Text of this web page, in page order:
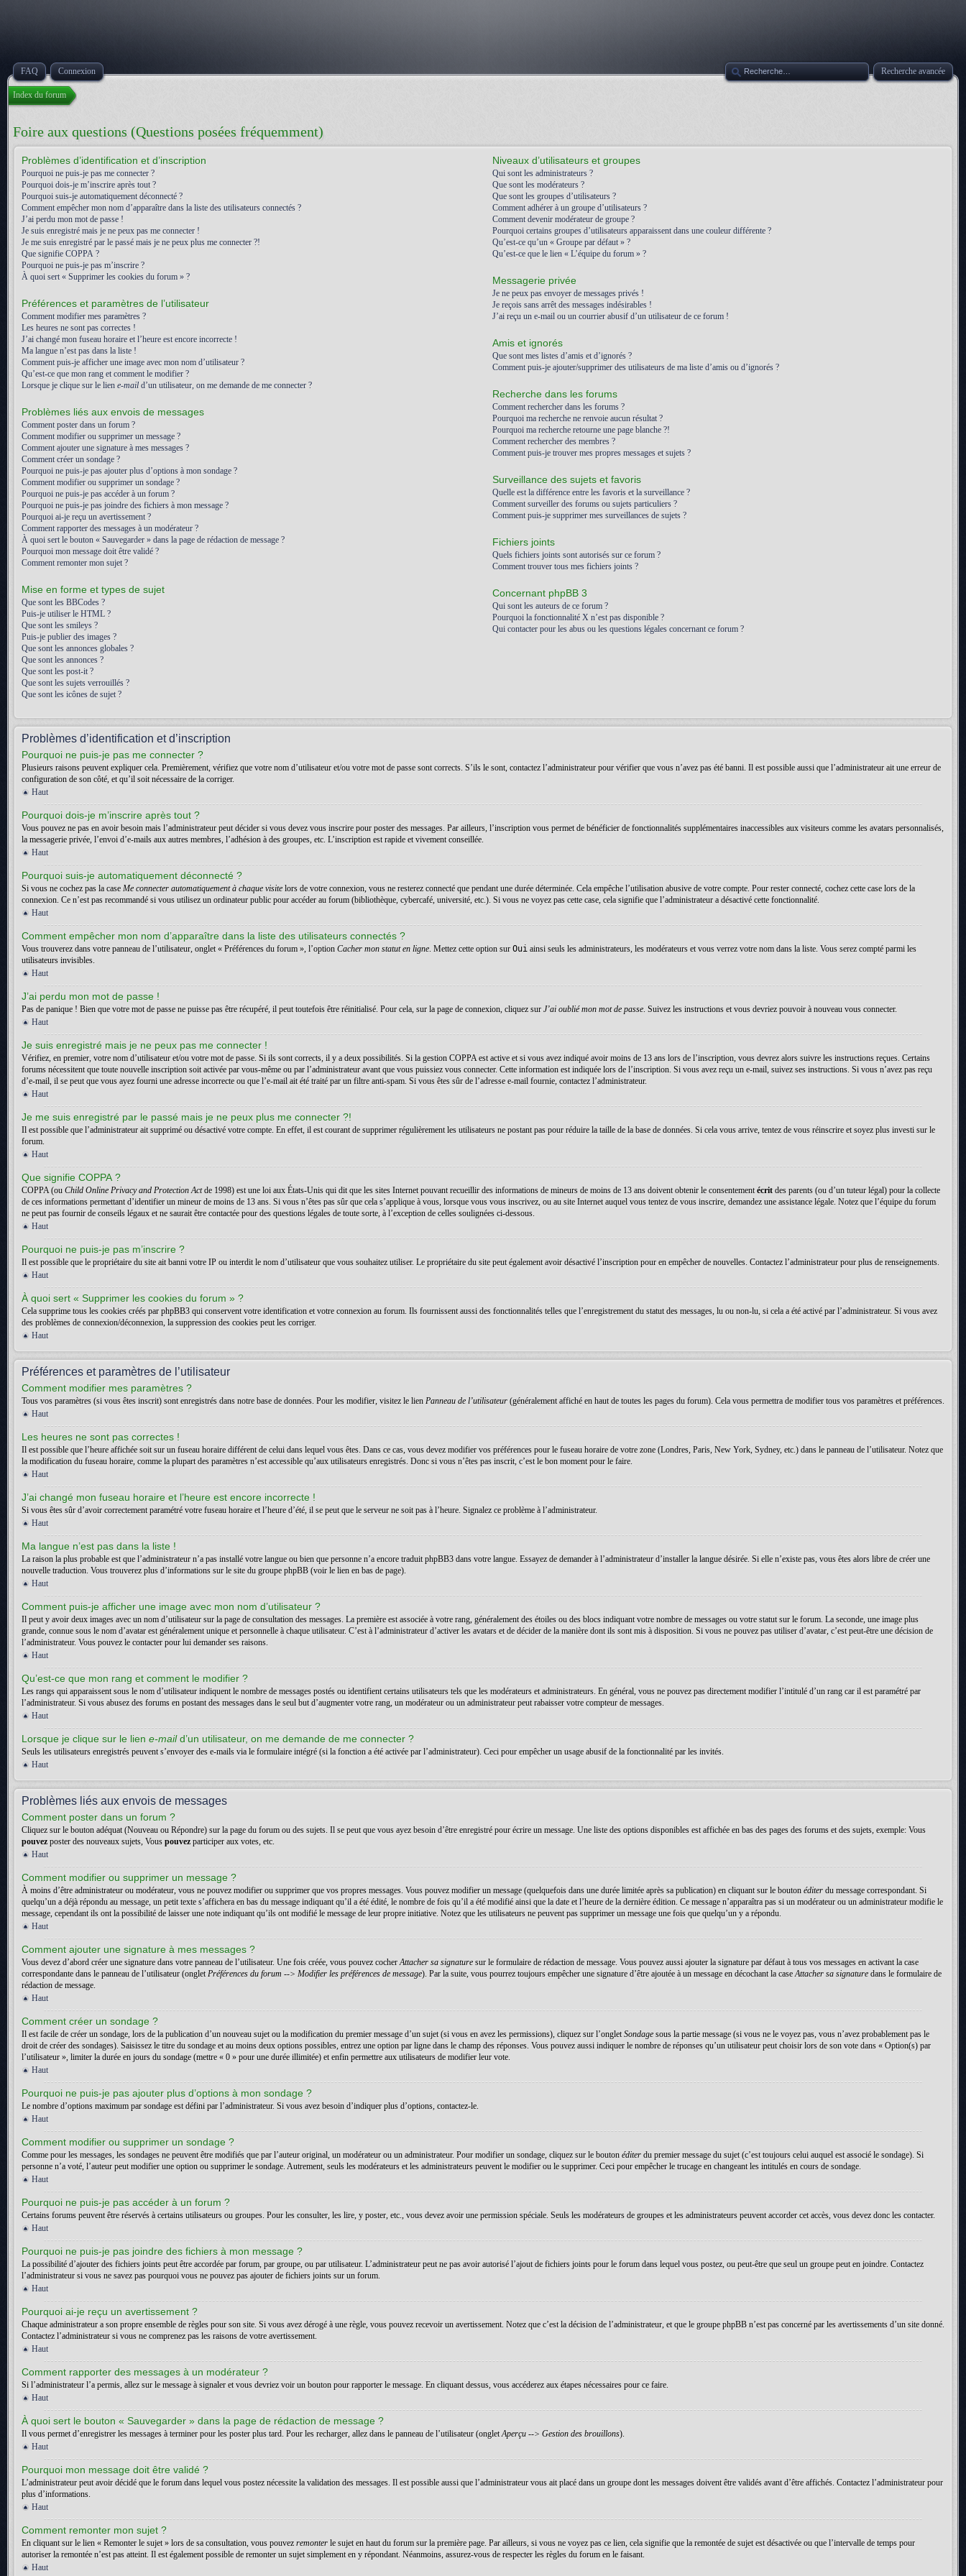
FAQ Connexion Recherche avancée
Index du forum
Foire aux questions (Questions posées fréquemment)
Problèmes d’identification et d’inscription
Pourquoi ne puis-je pas me connecter ?
Pourquoi dois-je m’inscrire après tout ?
Pourquoi suis-je automatiquement déconnecté ?
Comment empêcher mon nom d’apparaître dans la liste des utilisateurs connectés ?
J’ai perdu mon mot de passe !
Je suis enregistré mais je ne peux pas me connecter !
Je me suis enregistré par le passé mais je ne peux plus me connecter ?!
Que signifie COPPA ?
Pourquoi ne puis-je pas m’inscrire ?
À quoi sert « Supprimer les cookies du forum » ?
Préférences et paramètres de l’utilisateur
Comment modifier mes paramètres ?
Les heures ne sont pas correctes !
J’ai changé mon fuseau horaire et l’heure est encore incorrecte !
Ma langue n’est pas dans la liste !
Comment puis-je afficher une image avec mon nom d’utilisateur ?
Qu’est-ce que mon rang et comment le modifier ?
Lorsque je clique sur le lien e-mail d’un utilisateur, on me demande de me connecter ?
Problèmes liés aux envois de messages
Comment poster dans un forum ?
Comment modifier ou supprimer un message ?
Comment ajouter une signature à mes messages ?
Comment créer un sondage ?
Pourquoi ne puis-je pas ajouter plus d’options à mon sondage ?
Comment modifier ou supprimer un sondage ?
Pourquoi ne puis-je pas accéder à un forum ?
Pourquoi ne puis-je pas joindre des fichiers à mon message ?
Pourquoi ai-je reçu un avertissement ?
Comment rapporter des messages à un modérateur ?
À quoi sert le bouton « Sauvegarder » dans la page de rédaction de message ?
Pourquoi mon message doit être validé ?
Comment remonter mon sujet ?
Mise en forme et types de sujet
Que sont les BBCodes ?
Puis-je utiliser le HTML ?
Que sont les smileys ?
Puis-je publier des images ?
Que sont les annonces globales ?
Que sont les annonces ?
Que sont les post-it ?
Que sont les sujets verrouillés ?
Que sont les icônes de sujet ?
Niveaux d’utilisateurs et groupes
Qui sont les administrateurs ?
Que sont les modérateurs ?
Que sont les groupes d’utilisateurs ?
Comment adhérer à un groupe d’utilisateurs ?
Comment devenir modérateur de groupe ?
Pourquoi certains groupes d’utilisateurs apparaissent dans une couleur différente ?
Qu’est-ce qu’un « Groupe par défaut » ?
Qu’est-ce que le lien « L’équipe du forum » ?
Messagerie privée
Je ne peux pas envoyer de messages privés !
Je reçois sans arrêt des messages indésirables !
J’ai reçu un e-mail ou un courrier abusif d’un utilisateur de ce forum !
Amis et ignorés
Que sont mes listes d’amis et d’ignorés ?
Comment puis-je ajouter/supprimer des utilisateurs de ma liste d’amis ou d’ignorés ?
Recherche dans les forums
Comment rechercher dans les forums ?
Pourquoi ma recherche ne renvoie aucun résultat ?
Pourquoi ma recherche retourne une page blanche ?!
Comment rechercher des membres ?
Comment puis-je trouver mes propres messages et sujets ?
Surveillance des sujets et favoris
Quelle est la différence entre les favoris et la surveillance ?
Comment surveiller des forums ou sujets particuliers ?
Comment puis-je supprimer mes surveillances de sujets ?
Fichiers joints
Quels fichiers joints sont autorisés sur ce forum ?
Comment trouver tous mes fichiers joints ?
Concernant phpBB 3
Qui sont les auteurs de ce forum ?
Pourquoi la fonctionnalité X n’est pas disponible ?
Qui contacter pour les abus ou les questions légales concernant ce forum ?
Problèmes d’identification et d’inscription
Pourquoi ne puis-je pas me connecter ?
Plusieurs raisons peuvent expliquer cela. Premièrement, vérifiez que votre nom d’utilisateur et/ou votre mot de passe sont corrects. S’ils le sont, contactez l’administrateur pour vérifier que vous n’avez pas été banni. Il est possible aussi que l’administrateur ait une erreur de
configuration de son côté, et qu’il soit nécessaire de la corriger.
Haut
Pourquoi dois-je m’inscrire après tout ?
Vous pouvez ne pas en avoir besoin mais l’administrateur peut décider si vous devez vous inscrire pour poster des messages. Par ailleurs, l’inscription vous permet de bénéficier de fonctionnalités supplémentaires inaccessibles aux visiteurs comme les avatars personnalisés,
la messagerie privée, l’envoi d’e-mails aux autres membres, l’adhésion à des groupes, etc. L’inscription est rapide et vivement conseillée.
Haut
Pourquoi suis-je automatiquement déconnecté ?
Si vous ne cochez pas la case Me connecter automatiquement à chaque visite lors de votre connexion, vous ne resterez connecté que pendant une durée déterminée. Cela empêche l’utilisation abusive de votre compte. Pour rester connecté, cochez cette case lors de la
connexion. Ce n’est pas recommandé si vous utilisez un ordinateur public pour accéder au forum (bibliothèque, cybercafé, université, etc.). Si vous ne voyez pas cette case, cela signifie que l’administrateur a désactivé cette fonctionnalité.
Haut
Comment empêcher mon nom d’apparaître dans la liste des utilisateurs connectés ?
Vous trouverez dans votre panneau de l’utilisateur, onglet « Préférences du forum », l’option Cacher mon statut en ligne. Mettez cette option sur Oui ainsi seuls les administrateurs, les modérateurs et vous verrez votre nom dans la liste. Vous serez compté parmi les
utilisateurs invisibles.
Haut
J’ai perdu mon mot de passe !
Pas de panique ! Bien que votre mot de passe ne puisse pas être récupéré, il peut toutefois être réinitialisé. Pour cela, sur la page de connexion, cliquez sur J’ai oublié mon mot de passe. Suivez les instructions et vous devriez pouvoir à nouveau vous connecter.
Haut
Je suis enregistré mais je ne peux pas me connecter !
Vérifiez, en premier, votre nom d’utilisateur et/ou votre mot de passe. Si ils sont corrects, il y a deux possibilités. Si la gestion COPPA est active et si vous avez indiqué avoir moins de 13 ans lors de l’inscription, vous devrez alors suivre les instructions reçues. Certains
forums nécessitent que toute nouvelle inscription soit activée par vous-même ou par l’administrateur avant que vous puissiez vous connecter. Cette information est indiquée lors de l’inscription. Si vous avez reçu un e-mail, suivez ses instructions. Si vous n’avez pas reçu
d’e-mail, il se peut que vous ayez fourni une adresse incorrecte ou que l’e-mail ait été traité par un filtre anti-spam. Si vous êtes sûr de l’adresse e-mail fournie, contactez l’administrateur.
Haut
Je me suis enregistré par le passé mais je ne peux plus me connecter ?!
Il est possible que l’administrateur ait supprimé ou désactivé votre compte. En effet, il est courant de supprimer régulièrement les utilisateurs ne postant pas pour réduire la taille de la base de données. Si cela vous arrive, tentez de vous réinscrire et soyez plus investi sur le
forum.
Haut
Que signifie COPPA ?
COPPA (ou Child Online Privacy and Protection Actde 1998) est une loi aux États-Unis qui dit que les sites Internet pouvant recueillir des informations de mineurs de moins de 13 ans doivent obtenir le consentementécrit des parents (ou d’un tuteur légal) pour la collecte
de ces informations permettant d’identifier un mineur de moins de 13 ans. Si vous n’êtes pas sûr que cela s’applique à vous, lorsque vous vous inscrivez, ou au site Internet auquel vous tentez de vous inscrire, demandez une assistance légale. Notez que l’équipe du forum
ne peut pas fournir de conseils légaux et ne saurait être contactée pour des questions légales de toute sorte, à l’exception de celles soulignées ci-dessous.
Haut
Pourquoi ne puis-je pas m’inscrire ?
Il est possible que le propriétaire du site ait banni votre IP ou interdit le nom d’utilisateur que vous souhaitez utiliser. Le propriétaire du site peut également avoir désactivé l’inscription pour en empêcher de nouvelles. Contactez l’administrateur pour plus de renseignements.
Haut
À quoi sert « Supprimer les cookies du forum » ?
Cela supprime tous les cookies créés par phpBB3 qui conservent votre identification et votre connexion au forum. Ils fournissent aussi des fonctionnalités telles que l’enregistrement du statut des messages, lu ou non-lu, si cela a été activé par l’administrateur. Si vous avez
des problèmes de connexion/déconnexion, la suppression des cookies peut les corriger.
Haut
Préférences et paramètres de l’utilisateur
Comment modifier mes paramètres ?
Tous vos paramètres (si vous êtes inscrit) sont enregistrés dans notre base de données. Pour les modifier, visitez le lien Panneau de l’utilisateur (généralement affiché en haut de toutes les pages du forum). Cela vous permettra de modifier tous vos paramètres et préférences.
Haut
Les heures ne sont pas correctes !
Il est possible que l’heure affichée soit sur un fuseau horaire différent de celui dans lequel vous êtes. Dans ce cas, vous devez modifier vos préférences pour le fuseau horaire de votre zone (Londres, Paris, New York, Sydney, etc.) dans le panneau de l’utilisateur. Notez que
la modification du fuseau horaire, comme la plupart des paramètres n’est accessible qu’aux utilisateurs enregistrés. Donc si vous n’êtes pas inscrit, c’est le bon moment pour le faire.
Haut
J’ai changé mon fuseau horaire et l’heure est encore incorrecte !
Si vous êtes sûr d’avoir correctement paramétré votre fuseau horaire et l’heure d’été, il se peut que le serveur ne soit pas à l’heure. Signalez ce problème à l’administrateur.
Haut
Ma langue n’est pas dans la liste !
La raison la plus probable est que l’administrateur n’a pas installé votre langue ou bien que personne n’a encore traduit phpBB3 dans votre langue. Essayez de demander à l’administrateur d’installer la langue désirée. Si elle n’existe pas, vous êtes alors libre de créer une
nouvelle traduction. Vous trouverez plus d’informations sur le site du groupe phpBB (voir le lien en bas de page).
Haut
Comment puis-je afficher une image avec mon nom d’utilisateur ?
Il peut y avoir deux images avec un nom d’utilisateur sur la page de consultation des messages. La première est associée à votre rang, généralement des étoiles ou des blocs indiquant votre nombre de messages ou votre statut sur le forum. La seconde, une image plus
grande, connue sous le nom d’avatar est généralement unique et personnelle à chaque utilisateur. C’est à l’administrateur d’activer les avatars et de décider de la manière dont ils sont mis à disposition. Si vous ne pouvez pas utiliser d’avatar, c’est peut-être une décision de
l’administrateur. Vous pouvez le contacter pour lui demander ses raisons.
Haut
Qu’est-ce que mon rang et comment le modifier ?
Les rangs qui apparaissent sous le nom d’utilisateur indiquent le nombre de messages postés ou identifient certains utilisateurs tels que les modérateurs et administrateurs. En général, vous ne pouvez pas directement modifier l’intitulé d’un rang car il est paramétré par
l’administrateur. Si vous abusez des forums en postant des messages dans le seul but d’augmenter votre rang, un modérateur ou un administrateur peut rabaisser votre compteur de messages.
Haut
Lorsque je clique sur le lien e-maild’un utilisateur, on me demande de me connecter ?
Seuls les utilisateurs enregistrés peuvent s’envoyer des e-mails via le formulaire intégré (si la fonction a été activée par l’administrateur). Ceci pour empêcher un usage abusif de la fonctionnalité par les invités.
Haut
Problèmes liés aux envois de messages
Comment poster dans un forum ?
Cliquez sur le bouton adéquat (Nouveau ou Répondre) sur la page du forum ou des sujets. Il se peut que vous ayez besoin d’être enregistré pour écrire un message. Une liste des options disponibles est affichée en bas des pages des forums et des sujets, exemple: Vous
pouvez poster des nouveaux sujets, Vous pouvez participer aux votes, etc.
Haut
Comment modifier ou supprimer un message ?
À moins d’être administrateur ou modérateur, vous ne pouvez modifier ou supprimer que vos propres messages. Vous pouvez modifier un message (quelquefois dans une durée limitée après sa publication) en cliquant sur le bouton éditer du message correspondant. Si
quelqu’un a déjà répondu au message, un petit texte s’affichera en bas du message indiquant qu’il a été édité, le nombre de fois qu’il a été modifié ainsi que la date et l’heure de la dernière édition. Ce message n’apparaîtra pas si un modérateur ou un administrateur modifie le
message, cependant ils ont la possibilité de laisser une note indiquant qu’ils ont modifié le message de leur propre initiative. Notez que les utilisateurs ne peuvent pas supprimer un message une fois que quelqu’un y a répondu.
Haut
Comment ajouter une signature à mes messages ?
Vous devez d’abord créer une signature dans votre panneau de l’utilisateur. Une fois créée, vous pouvez cocherAttacher sa signature sur le formulaire de rédaction de message. Vous pouvez aussi ajouter la signature par défaut à tous vos messages en activant la case
correspondante dans le panneau de l’utilisateur (ongletPréférences du forum --> Modifier les préférences de message). Par la suite, vous pourrez toujours empêcher une signature d’être ajoutée à un message en décochant la caseAttacher sa signature dans le formulaire de
rédaction de message.
Haut
Comment créer un sondage ?
Il est facile de créer un sondage, lors de la publication d’un nouveau sujet ou la modification du premier message d’un sujet (si vous en avez les permissions), cliquez sur l’ongletSondage sous la partie message (si vous ne le voyez pas, vous n’avez probablement pas le
droit de créer des sondages). Saisissez le titre du sondage et au moins deux options possibles, entrez une option par ligne dans le champ des réponses. Vous pouvez aussi indiquer le nombre de réponses qu’un utilisateur peut choisir lors de son vote dans « Option(s) par
l’utilisateur », limiter la durée en jours du sondage (mettre « 0 » pour une durée illimitée) et enfin permettre aux utilisateurs de modifier leur vote.
Haut
Pourquoi ne puis-je pas ajouter plus d’options à mon sondage ?
Le nombre d’options maximum par sondage est défini par l’administrateur. Si vous avez besoin d’indiquer plus d’options, contactez-le.
Haut
Comment modifier ou supprimer un sondage ?
Comme pour les messages, les sondages ne peuvent être modifiés que par l’auteur original, un modérateur ou un administrateur. Pour modifier un sondage, cliquez sur le bouton éditer du premier message du sujet (c’est toujours celui auquel est associé le sondage). Si
personne n’a voté, l’auteur peut modifier une option ou supprimer le sondage. Autrement, seuls les modérateurs et les administrateurs peuvent le modifier ou le supprimer. Ceci pour empêcher le trucage en changeant les intitulés en cours de sondage.
Haut
Pourquoi ne puis-je pas accéder à un forum ?
Certains forums peuvent être réservés à certains utilisateurs ou groupes. Pour les consulter, les lire, y poster, etc., vous devez avoir une permission spéciale. Seuls les modérateurs de groupes et les administrateurs peuvent accorder cet accès, vous devez donc les contacter.
Haut
Pourquoi ne puis-je pas joindre des fichiers à mon message ?
La possibilité d’ajouter des fichiers joints peut être accordée par forum, par groupe, ou par utilisateur. L’administrateur peut ne pas avoir autorisé l’ajout de fichiers joints pour le forum dans lequel vous postez, ou peut-être que seul un groupe peut en joindre. Contactez
l’administrateur si vous ne savez pas pourquoi vous ne pouvez pas ajouter de fichiers joints sur un forum.
Haut
Pourquoi ai-je reçu un avertissement ?
Chaque administrateur a son propre ensemble de règles pour son site. Si vous avez dérogé à une règle, vous pouvez recevoir un avertissement. Notez que c’est la décision de l’administrateur, et que le groupe phpBB n’est pas concerné par les avertissements d’un site donné.
Contactez l’administrateur si vous ne comprenez pas les raisons de votre avertissement.
Haut
Comment rapporter des messages à un modérateur ?
Si l’administrateur l’a permis, allez sur le message à signaler et vous devriez voir un bouton pour rapporter le message. En cliquant dessus, vous accéderez aux étapes nécessaires pour ce faire.
Haut
À quoi sert le bouton « Sauvegarder » dans la page de rédaction de message ?
Il vous permet d’enregistrer les messages à terminer pour les poster plus tard. Pour les recharger, allez dans le panneau de l’utilisateur (ongletAperçu --> Gestion des brouillons).
Haut
Pourquoi mon message doit être validé ?
L’administrateur peut avoir décidé que le forum dans lequel vous postez nécessite la validation des messages. Il est possible aussi que l’administrateur vous ait placé dans un groupe dont les messages doivent être validés avant d’être affichés. Contactez l’administrateur pour
plus d’informations.
Haut
Comment remonter mon sujet ?
En cliquant sur le lien « Remonter le sujet » lors de sa consultation, vous pouvez remonter le sujet en haut du forum sur la première page. Par ailleurs, si vous ne voyez pas ce lien, cela signifie que la remontée de sujet est désactivée ou que l’intervalle de temps pour
autoriser la remontée n’est pas atteint. Il est également possible de remonter un sujet simplement en y répondant. Néanmoins, assurez-vous de respecter les règles du forum en le faisant.
Haut